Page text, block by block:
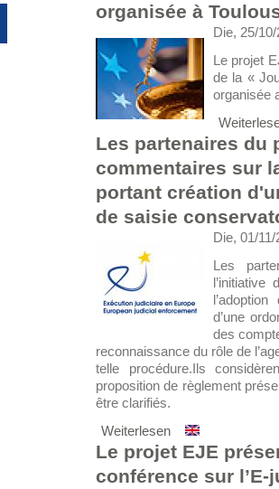
organisée à
Die, 25/10/
Le projet
de la «
organisée
Les partenaires du
commentaires sur
portant création
de saisie
Die, 01/11/
Les
d’une
des
reconnaissance du rôle de
telle procédure.Ils
proposition de règlement
être clarifiés.
Weiterlesen
Le projet EJE
conférence sur